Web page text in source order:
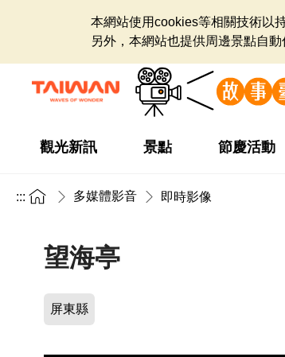
本網站使用cookies等相關技術以
另外，本網站也提供周邊景點自
觀光新訊 景點 節慶活動
::: 多媒體影音 即時影像
望海亭
屏東縣